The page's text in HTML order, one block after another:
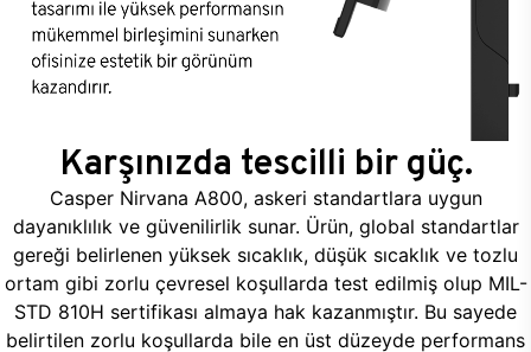
Karşınızda tescilli bir güç.
Casper Nirvana A800, askeri standartlara uygun
dayanıklılık ve güvenilirlik sunar. Ürün, global standartlar
gereği belirlenen yüksek sıcaklık, düşük sıcaklık ve tozlu
ortam gibi zorlu çevresel koşullarda test edilmiş olup MIL-
STD 810H sertifikası almaya hak kazanmıştır. Bu sayede
belirtilen zorlu koşullarda bile en üst düzeyde performans